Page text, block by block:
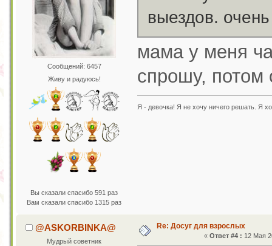
Сообщений: 6457
Живу и радуюсь!
Вы сказали спасибо 591 раз
Вам сказали спасибо 1315 раз
выездов.
мама у меня
спрошу, потом
Я - девочка! Я не хочу ничего решать. Я
@ASKORBINKA@
Мудрый советник
Re: Досуг для взрослых
«Ответ #4 : 12 Мая